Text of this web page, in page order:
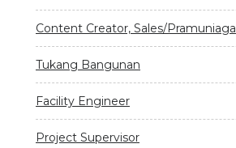
Content Creator, Sales/Pramuniaga
Tukang Bangunan
Facility Engineer
Project Supervisor